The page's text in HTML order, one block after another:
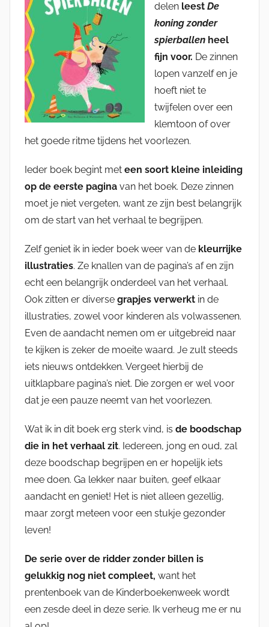
delen leest De
koning zonder
spierballen heel
fijn voor. De zinnen
lopen vanzelf en je
hoeft niet te
twijfelen over een
klemtoon of over
het goede ritme tijdens het voorlezen.
Ieder boek begint met een soort kleine inleiding
op de eerste pagina van het boek. Deze zinnen
moet je niet vergeten, want ze zijn best belangrijk
om de start van het verhaal te begrijpen.
Zelf geniet ik in ieder boek weer van de kleurrijke
illustraties. Ze knallen van de pagina’s af en zijn
echt een belangrijk onderdeel van het verhaal.
Ook zitten er diverse grapjes verwerkt in de
illustraties, zowel voor kinderen als volwassenen.
Even de aandacht nemen om er uitgebreid naar
te kijken is zeker de moeite waard. Je zult steeds
iets nieuws ontdekken. Vergeet hierbij de
uitklapbare pagina’s niet. Die zorgen er wel voor
dat je een pauze neemt van het voorlezen.
Wat ik in dit boek erg sterk vind, is de boodschap
die in het verhaal zit. Iedereen, jong en oud, zal
deze boodschap begrijpen en er hopelijk iets
mee doen. Ga lekker naar buiten, geef elkaar
aandacht en geniet! Het is niet alleen gezellig,
maar zorgt meteen voor een stukje gezonder
leven!
De serie over de ridder zonder billen is
gelukkig nog niet compleet, want het
prentenboek van de Kinderboekenweek wordt
een zesde deel in deze serie. Ik verheug me er nu